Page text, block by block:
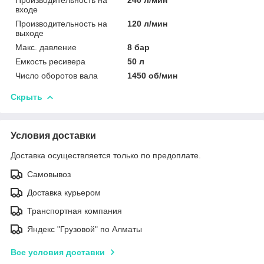
входе
Производительность на
выходе
120 л/мин
Макс. давление
8 бар
Емкость ресивера
50 л
Число оборотов вала
1450 об/мин
Скрыть
Условия доставки
Доставка осуществляется только по предоплате.
Самовывоз
Доставка курьером
Транспортная компания
Яндекс "Грузовой" по Алматы
Все условия доставки